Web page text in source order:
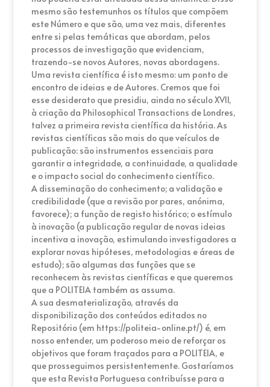
mesmo são testemunhos os títulos que compõem
este Número e que são, uma vez mais, diferentes
entre si pelas temáticas que abordam, pelos
processos de investigação que evidenciam,
trazendo-se novos Autores, novas abordagens.
Uma revista científica é isto mesmo: um ponto de
encontro de ideias e de Autores. Cremos que foi
esse desiderato que presidiu, ainda no século XVII,
à criação da Philosophical Transactions de Londres,
talvez a primeira revista científica da história. As
revistas científicas são mais do que veículos de
publicação: são instrumentos essenciais para
garantir a integridade, a continuidade, a qualidade
e o impacto social do conhecimento científico.
A disseminação do conhecimento; a validação e
credibilidade (que a revisão por pares, anónima,
favorece); a função de registo histórico; o estímulo
à inovação (a publicação regular de novas ideias
incentiva a inovação, estimulando investigadores a
explorar novas hipóteses, metodologias e áreas de
estudo); são algumas das funções que se
reconhecem às revistas científicas e que queremos
que a POLITEIA também as assuma.
A sua desmaterialização, através da
disponibilização dos conteúdos editados no
Repositório (em https://politeia-online.pt/) é, em
nosso entender, um poderoso meio de reforçar os
objetivos que foram traçados para a POLITEIA, e
que prosseguimos persistentemente. Gostaríamos
que esta Revista Portuguesa contribuísse para a